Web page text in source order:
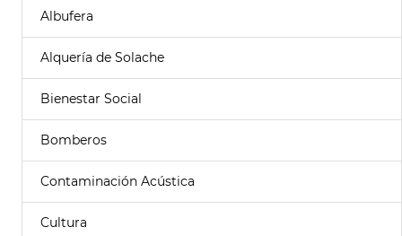
Albufera
Alquería de Solache
Bienestar Social
Bomberos
Contaminación Acústica
Cultura